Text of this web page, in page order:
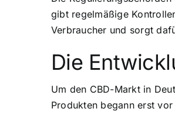
gibt regelmäßige
Verbraucher und sorgt
Die
Um den CBD-Markt in
Produkten begann erst